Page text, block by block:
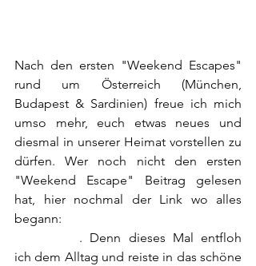
Nach den ersten "Weekend Escapes"
rund um Österreich (München,
Budapest & Sardinien) freue ich mich
umso mehr, euch etwas neues und
diesmal in unserer Heimat vorstellen zu
dürfen. Wer noch nicht den ersten
"Weekend Escape" Beitrag gelesen
hat, hier nochmal der Link wo alles
begann:
. Denn dieses Mal entfloh
ich dem Alltag und reiste in das schöne